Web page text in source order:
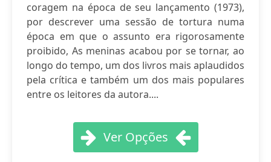
coragem na época de seu lançamento (1973),
por descrever uma sessão de tortura numa
época em que o assunto era rigorosamente
proibido, As meninas acabou por se tornar, ao
longo do tempo, um dos livros mais aplaudidos
pela crítica e também um dos mais populares
entre os leitores da autora....
Ver Opções